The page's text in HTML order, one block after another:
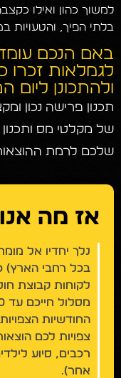
למשוך כהון ואילו
בלתי הפיך, והטעויות
באם הנכם
לגמלאות זכרו
ולהתכונן
תכנון פרישה נכון
של מקלטי מס
שלכם לרמת
אז מה
נלך יחדיו אל
בכל רחבי הארץ)
לקוחות קבוצת
החודשיות
צפויות לכם
רכבים, סיוע
אחר).